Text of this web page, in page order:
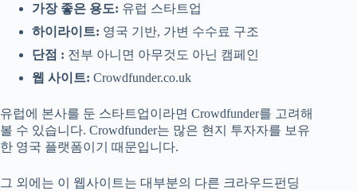
가장 좋은 용도: 유럽 ​​스타트업
하이라이트: 영국 기반, 가변 수수료 구조
단점 : 전부 아니면 아무것도 아닌 캠페인
웹 사이트: Crowdfunder.co.uk
유럽에 본사를 둔 스타트업이라면 Crowdfunder를 고려해
볼 수 있습니다. Crowdfunder는 많은 현지 투자자를 보유
한 영국 플랫폼이기 때문입니다.
그 외에는 이 웹사이트는 대부분의 다른 크라우드펀딩